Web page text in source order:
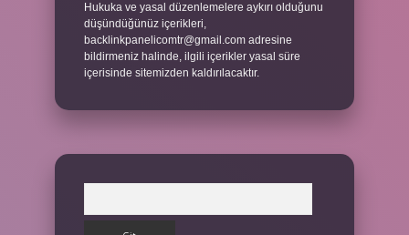
Hukuka ve yasal düzenlemelere aykırı olduğunu
düşündüğünüz içerikleri,
backlinkpanelicomtr@gmail.com adresine
bildirmeniz halinde, ilgili içerikler yasal süre
içerisinde sitemizden kaldırılacaktır.